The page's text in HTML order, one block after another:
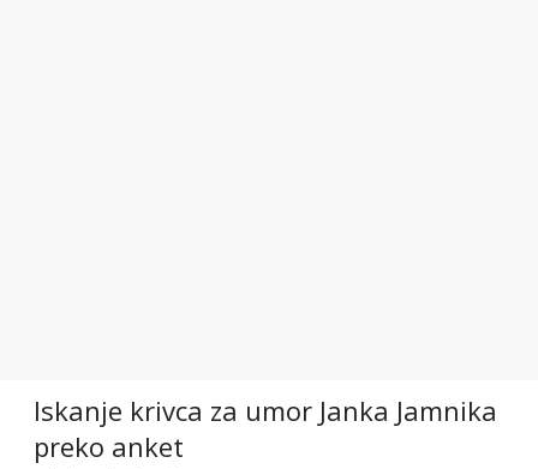
Iskanje krivca za umor Janka Jamnika
preko anket